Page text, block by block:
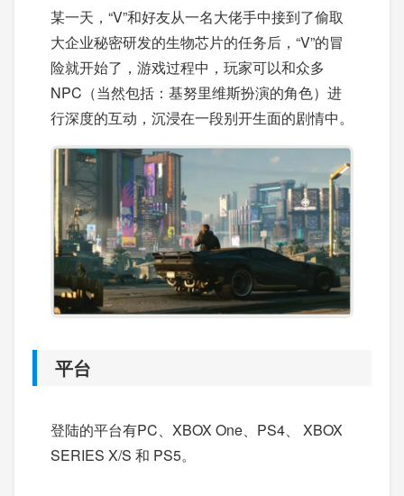
某一天，“V”和好友从一名大佬手中接到了偷取
大企业秘密研发的生物芯片的任务后，“V”的冒
险就开始了，游戏过程中，玩家可以和众多
NPC（当然包括：基努里维斯扮演的角色）进
行深度的互动，沉浸在一段别开生面的剧情中。
平台
登陆的平台有PC、XBOX One、PS4、 XBOX
SERIES X/S 和 PS5。